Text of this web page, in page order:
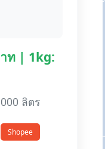
ท | 1kg:
ลิตร
Shopee